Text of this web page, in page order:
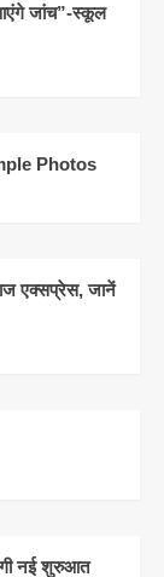
जांच”-स्कूल
Photos
एक्सप्रेस, जानें
नई शुरुआत